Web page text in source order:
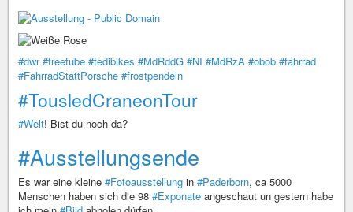
#dwr #freetube #fedibikes #MdRddG #NI #MdRzA #obob #fahrrad
#FahrradStattPorsche #frostpendeln
#TousledCraneonTour
#Welt! Bist du noch da?
#Ausstellungsende
Es war eine kleine #Fotoausstellung in #Paderborn, ca 5000
Menschen haben sich die 98 #Exponate angeschaut un gestern habe